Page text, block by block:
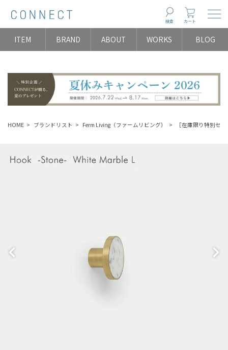
検索 カート
ITEM BRAND ABOUT WORKS BLOG
HOME ブランドリスト Ferm Living（ファームリビング） ［在庫限り特別セ